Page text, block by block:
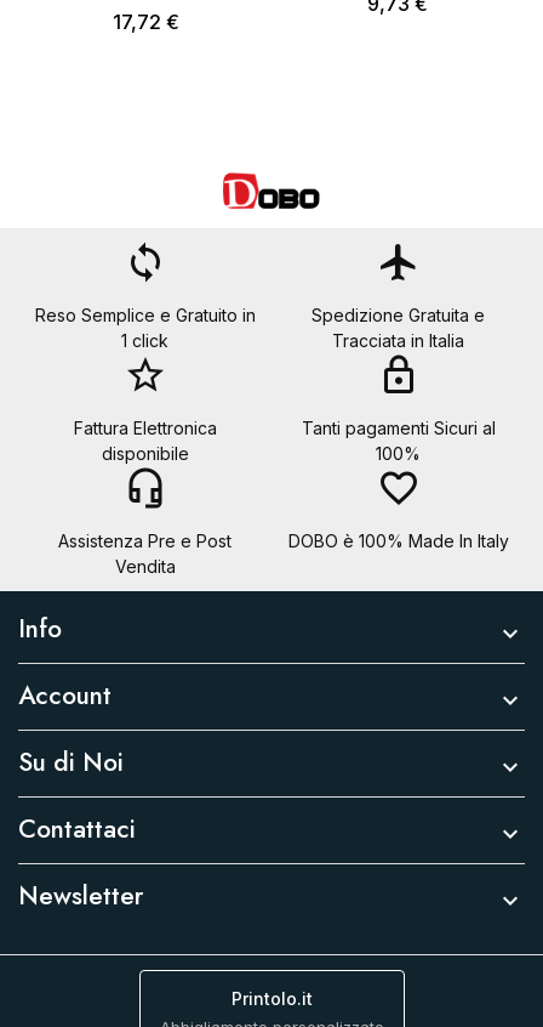
17,72 €
loop
Reso Semplice e Gratuito in
1 click
flight
Spedizione Gratuita e
Tracciata in Italia
star_border
Fattura Elettronica
disponibile
lock
Tanti pagamenti Sicuri al
100%
headset_mic
Assistenza Pre e Post
Vendita
favorite_border
DOBO è 100% Made In Italy
Info 
Account 
Su di Noi 
Contattaci 
Newsletter 
Printolo.it